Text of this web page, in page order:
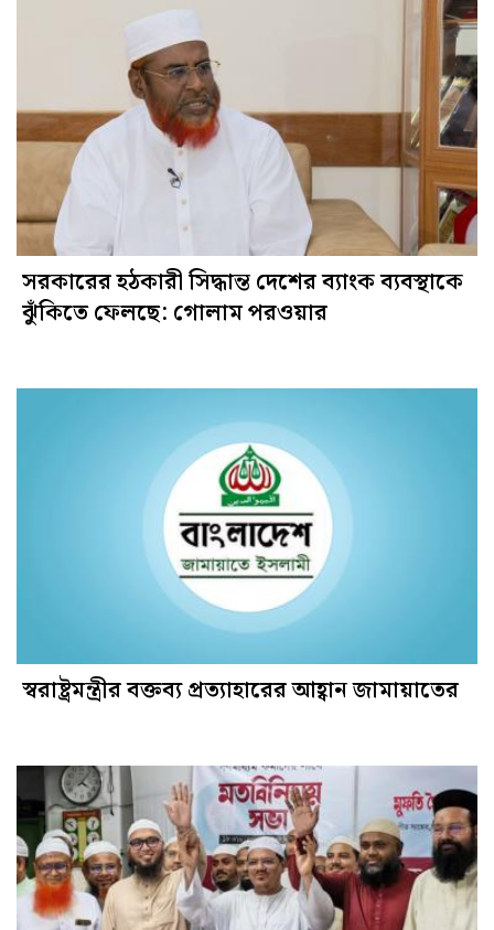
সরকারের হঠকারী সিদ্ধান্ত দেশের ব্যাংক ব্যবস্থাকে
ঝুঁকিতে ফেলছে: গোলাম পরওয়ার
স্বরাষ্ট্রমন্ত্রীর বক্তব্য প্রত্যাহারের আহ্বান জামায়াতের